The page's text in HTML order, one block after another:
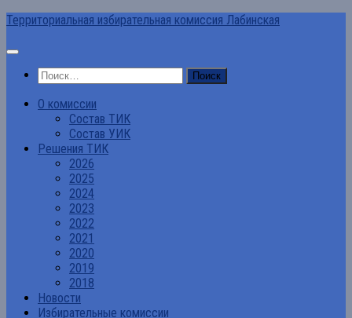
Перейти
содержимому
Территориальная избирательная комиссия Лабинская
Найти:
О комиссии
Состав ТИК
Состав УИК
Решения ТИК
2026
2025
2024
2023
2022
2021
2020
2019
2018
Новости
Избирательные комиссии